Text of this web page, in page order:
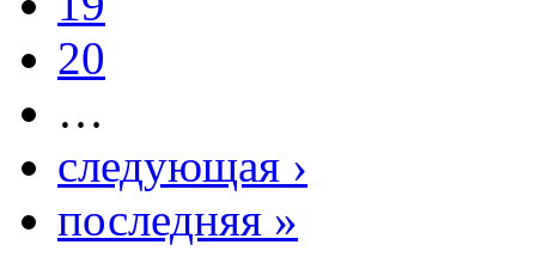
20
…
следующая ›
последняя »